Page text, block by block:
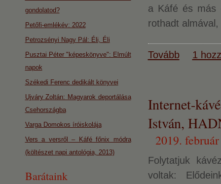
a Káfé és más
rothadt
Tovább 1
Internet-
István,
2019.
Folytatjuk
voltak:
gondolatod?
Petőfi-emlékév: 2022
Petrozsényi Nagy Pál: Éli, Éli
Pusztai Péter "képeskönyve": Elmúlt
napok
Székedi Ferenc dedikált könyvei
Ujváry Zoltán: Magyarok deportálása
Csehországba
Varga Domokos íróiskolája
Vers a versről – Káfé főnix módra
(költészet napi antológia, 2013)
Barátaink